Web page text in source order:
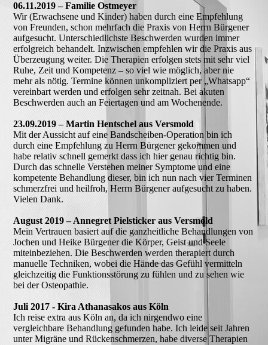
06.11.2019 – Familie Ostmeyer
Wir (Erwachsene und Kinder) haben durch eine Empfehlung
von Freunden, schon mehrfach die Praxis von Herrn Bürgener
aufgesucht. Unterschiedlichste Beschwerden wurden immer
erfolgreich behandelt. Inzwischen empfehlen wir die Praxis aus
Überzeugung weiter. Die Therapien erfolgen stets mit sehr viel
Ruhe, Zeit und Kompetenz – so viel wie möglich, aber nie
mehr als nötig. Termine können unkompliziert per „Whatsapp“
vereinbart werden und erfolgen sehr zeitnah. Bei akuten
Beschwerden auch an Feiertagen und am Wochenende.
23.09.2019 – Martin Hentschel aus Versmold
Mit der Aussicht auf eine Bandscheiben-Operation bin ich
durch eine Empfehlung zu Herrn Bürgener gekommen und
habe relativ schnell gemerkt dass ich hier genau richtig bin.
Durch das schnelle Verstehen meiner Symptome und eine
kompetente Behandlung dieser, bin ich nun nach vier Terminen
schmerzfrei und heilfroh, Herrn Bürgener aufgesucht zu haben.
Vielen Dank.
August 2019 – Annegret Pielsticker aus Versmold
Mein Vertrauen basiert auf die ganzheitliche Behandlungen von
Jochen und Heike Bürgener die Körper, Geist und Seele
miteinbeziehen. Die Beschwerden werden therapiert durch
manuelle Techniken, wobei die Hände das Gefühl vermitteln
gleichzeitig die Funktionsstörung zu fühlen und zu sehen wie
bei der Osteopathie.
Juli 2017 - Kira Athanasakos aus Köln
Ich reise extra aus Köln an, da ich nirgendwo eine
vergleichbare Behandlung gefunden habe. Ich leide seit Jahren
unter Migräne und Rückenschmerzen, habe diverse Therapien